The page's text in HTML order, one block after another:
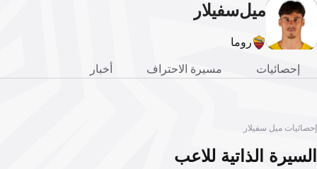
ميلسفيلار
روما
إحصائيات مسيرة الاحتراف أخبار
إحصائيات ميل سفيلار
السيرة الذاتية للاعب